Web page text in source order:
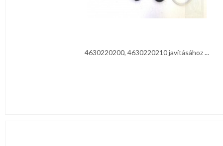
4630220200, 4630220210 javításához ...